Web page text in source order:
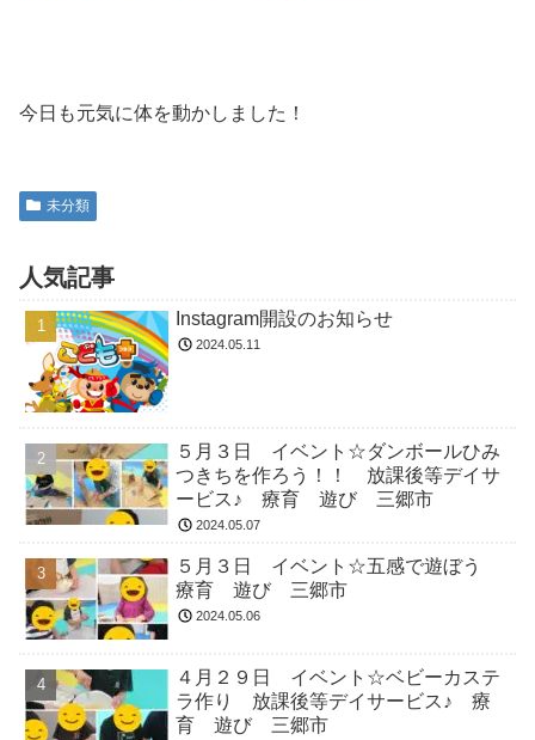
今日も元気に体を動かしました！
未分類
人気記事
Instagram開設のお知らせ
2024.05.11
５月３日 イベント☆ダンボールひみ
つきちを作ろう！！ 放課後等デイサ
ービス♪ 療育 遊び 三郷市
2024.05.07
５月３日 イベント☆五感で遊ぼう
療育 遊び 三郷市
2024.05.06
４月２９日 イベント☆ベビーカステ
ラ作り 放課後等デイサービス♪ 療
育 遊び 三郷市